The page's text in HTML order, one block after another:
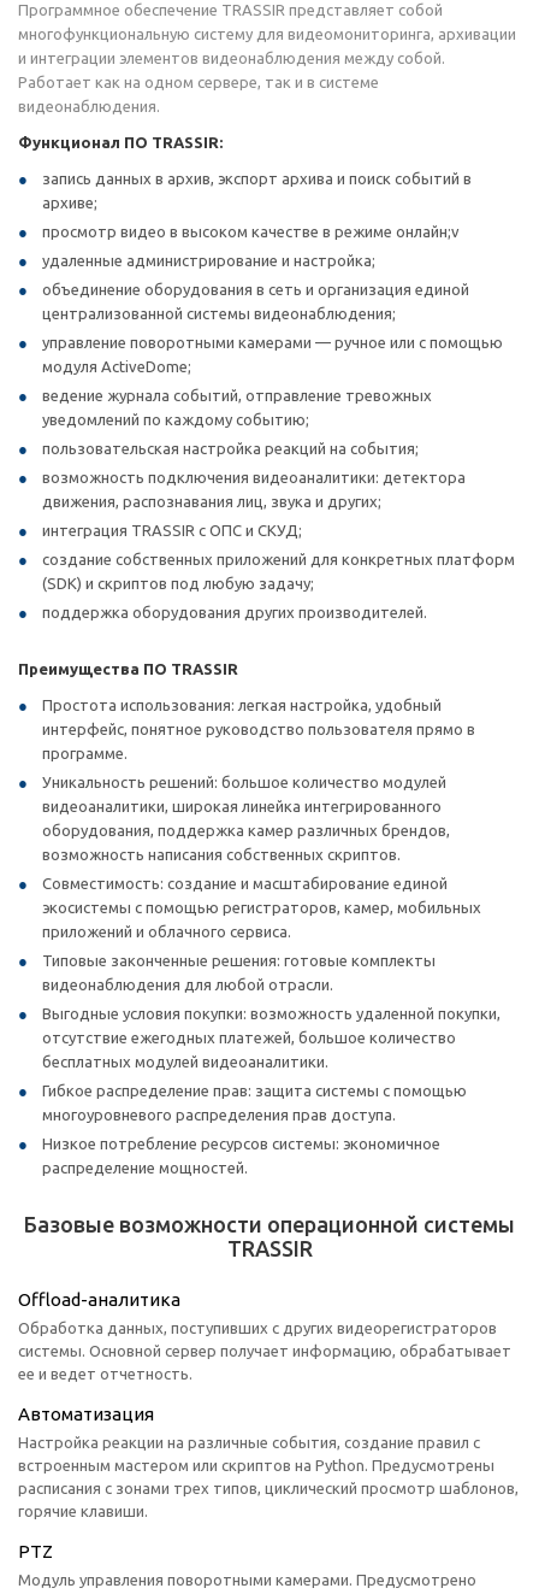
Программное обеспечение TRASSIR представляет собой
многофункциональную систему для видеомониторинга, архивации
и интеграции элементов видеонаблюдения между собой.
Работает как на одном сервере, так и в системе
видеонаблюдения.
Функционал ПО TRASSIR:
запись данных в архив, экспорт архива и поиск событий в
архиве;
просмотр видео в высоком качестве в режиме онлайн;v
удаленные администрирование и настройка;
объединение оборудования в сеть и организация единой
централизованной системы видеонаблюдения;
управление поворотными камерами — ручное или с помощью
модуля ActiveDome;
ведение журнала событий, отправление тревожных
уведомлений по каждому событию;
пользовательская настройка реакций на события;
возможность подключения видеоаналитики: детектора
движения, распознавания лиц, звука и других;
интеграция TRASSIR с ОПС и СКУД;
создание собственных приложений для конкретных платформ
(SDK) и скриптов под любую задачу;
поддержка оборудования других производителей.
Преимущества ПО TRASSIR
Простота использования: легкая настройка, удобный
интерфейс, понятное руководство пользователя прямо в
программе.
Уникальность решений: большое количество модулей
видеоаналитики, широкая линейка интегрированного
оборудования, поддержка камер различных брендов,
возможность написания собственных скриптов.
Совместимость: создание и масштабирование единой
экосистемы с помощью регистраторов, камер, мобильных
приложений и облачного сервиса.
Типовые законченные решения: готовые комплекты
видеонаблюдения для любой отрасли.
Выгодные условия покупки: возможность удаленной покупки,
отсутствие ежегодных платежей, большое количество
бесплатных модулей видеоаналитики.
Гибкое распределение прав: защита системы с помощью
многоуровневого распределения прав доступа.
Низкое потребление ресурсов системы: экономичное
распределение мощностей.
Базовые возможности операционной системы
TRASSIR
Offload-аналитика
Обработка данных, поступивших с других видеорегистраторов
системы. Основной сервер получает информацию, обрабатывает
ее и ведет отчетность.
Автоматизация
Настройка реакции на различные события, создание правил с
встроенным мастером или скриптов на Python. Предусмотрены
расписания с зонами трех типов, циклический просмотр шаблонов,
горячие клавиши.
PTZ
Модуль управления поворотными камерами. Предусмотрено